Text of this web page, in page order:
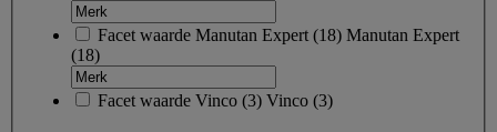
Facet waarde Manutan Expert (18) Manutan Expert
(18)
Facet waarde Vinco (3) Vinco (3)